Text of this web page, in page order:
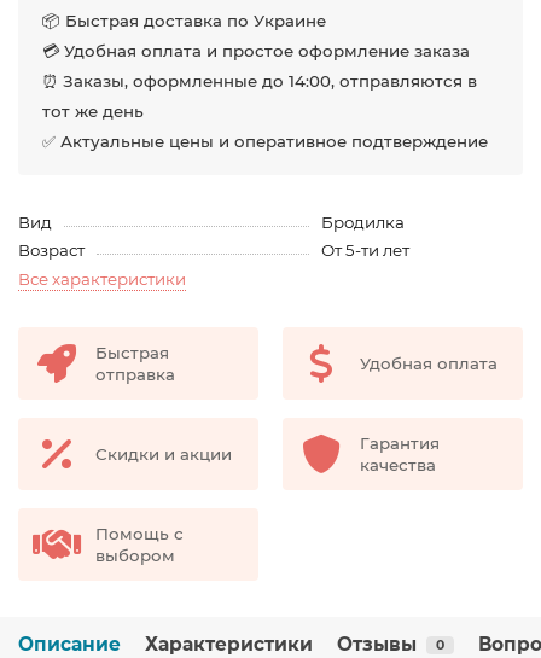
📦 Быстрая доставка по Украине
💳 Удобная оплата и простое оформление заказа
⏰ Заказы, оформленные до 14:00, отправляются в
тот же день
✅ Актуальные цены и оперативное подтверждение
Вид
Бродилка
Возраст
От 5-ти лет
Все характеристики
Быстрая
отправка
Удобная оплата
Скидки и акции
Гарантия
качества
Помощь с
выбором
Описание Характеристики Отзывы 0